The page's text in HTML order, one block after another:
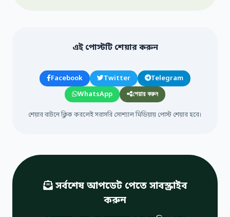
এই পোস্টটি শেয়ার করুন
Facebook Twitter
Telegram
WhatsApp
শেয়ার করুন
শেয়ার বাটনে ক্লিক করলেই সরাসরি সোশ্যাল মিডিয়ায় পোস্ট শেয়ার হবে।
সর্বশেষ আপডেট পেতে সাবস্ক্রাইব
করুন